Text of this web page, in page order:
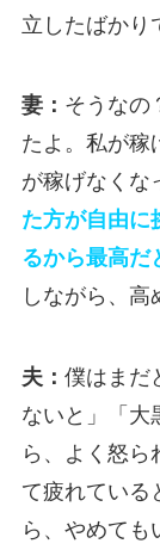
立したばかり
妻： そうなの
たよ。私が稼
が稼げなくな
た方が自由に
るから最高だ
しながら、高
夫： 僕はまだ
ないと」「大
ら、よく怒ら
て疲れている
ら、やめても